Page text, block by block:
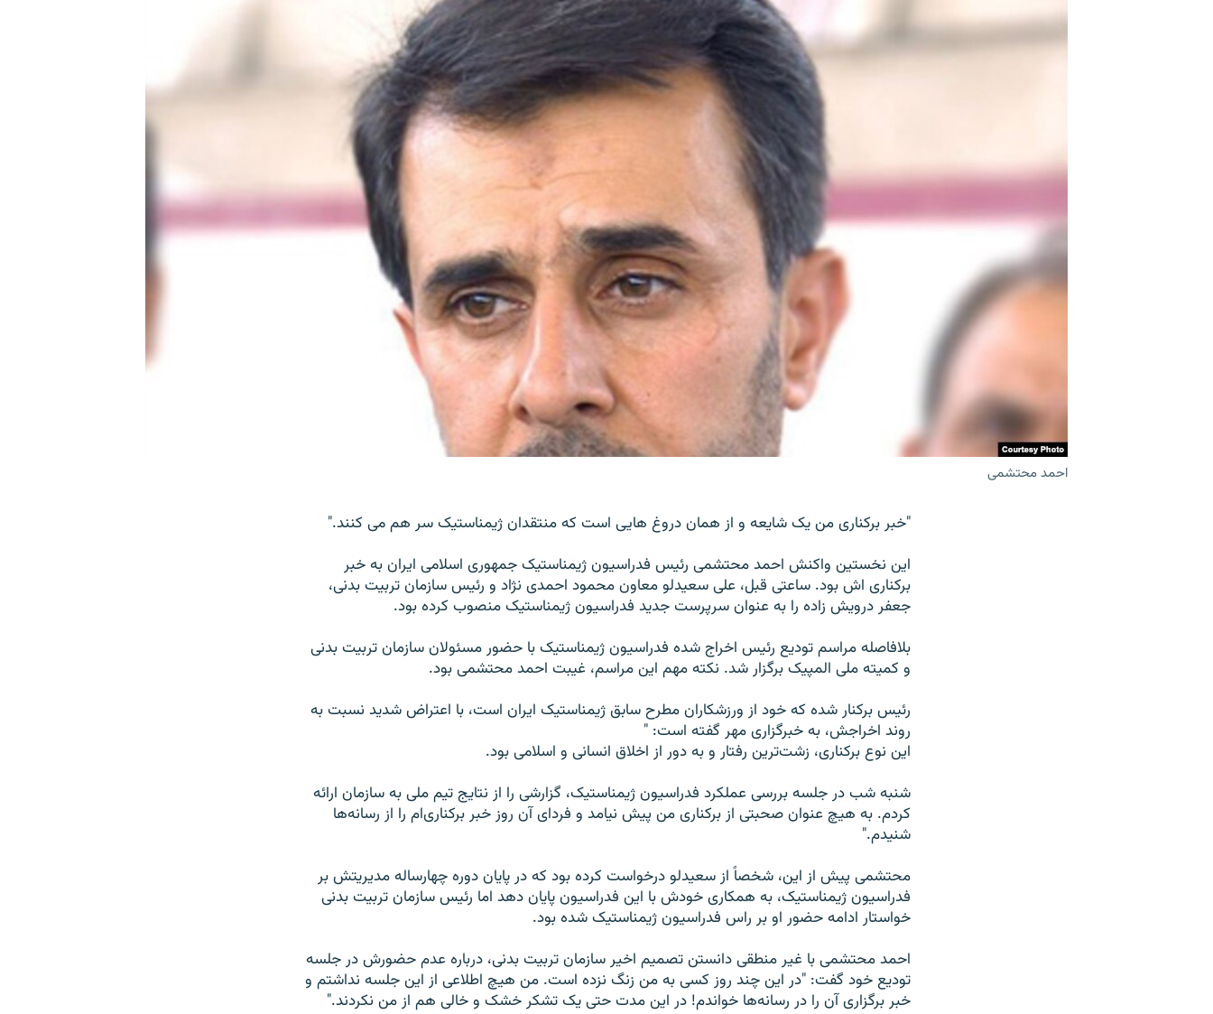
احمد محتشمی
"خبر برکناری من يک شايعه و از همان دروغ ‌هايی است که منتقدان ژيمناستيک سر هم می کنند."
اين نخستين واکنش احمد محتشمی رئيس فدراسيون ژيمناستيک جمهوری اسلامی ايران به خبر
برکناری اش بود. ساعتی قبل، علی سعيدلو معاون محمود احمدی نژاد و رئيس سازمان تربيت بدنی،
جعفر درويش زاده را به عنوان سرپرست جديد فدراسيون ژيمناستيک منصوب کرده بود.
بلافاصله مراسم توديع رئيس اخراج شده فدراسيون ژيمناستيک با حضور مسئولان سازمان تربيت بدنی
و کميته ملی المپيک برگزار شد. نکته مهم اين مراسم، غيبت احمد محتشمی بود.
رئيس برکنار شده که خود از ورزشکاران مطرح سابق ژيمناستيک ايران است، با اعتراض شديد نسبت به
روند اخراجش، به خبرگزاری مهر گفته است: "
اين نوع برکناری، زشت‌ترين رفتار و به دور از اخلاق انسانی و اسلامی بود.
شنبه شب در جلسه بررسی عملکرد فدراسيون ژيمناستيک، گزارشی را از نتايج تيم ملی به سازمان ارائه
کردم. به هيچ عنوان صحبتی از برکناری من پيش نيامد و فردای آن روز خبر برکناری‌ام را از رسانه‌ها
شنيدم."
محتشمی پيش از اين، شخصاً از سعيدلو درخواست کرده بود که در پايان دوره چهارساله مديريتش بر
فدراسيون ژيمناستيک، به همکاری خودش با اين فدراسيون پايان دهد اما رئيس سازمان تربيت بدنی
خواستار ادامه حضور او بر راس فدراسيون ژيمناستيک شده بود.
احمد محتشمی با غير منطقی دانستن تصميم اخير سازمان تربيت بدنی، درباره عدم حضورش در جلسه
توديع خود گفت: "در اين چند روز کسی به من زنگ نزده است. من هيچ اطلاعی از اين جلسه نداشتم و
خبر برگزاری آن را در رسانه‌ها خواندم! در اين مدت حتی يک تشکر خشک و خالی هم از من نکردند."